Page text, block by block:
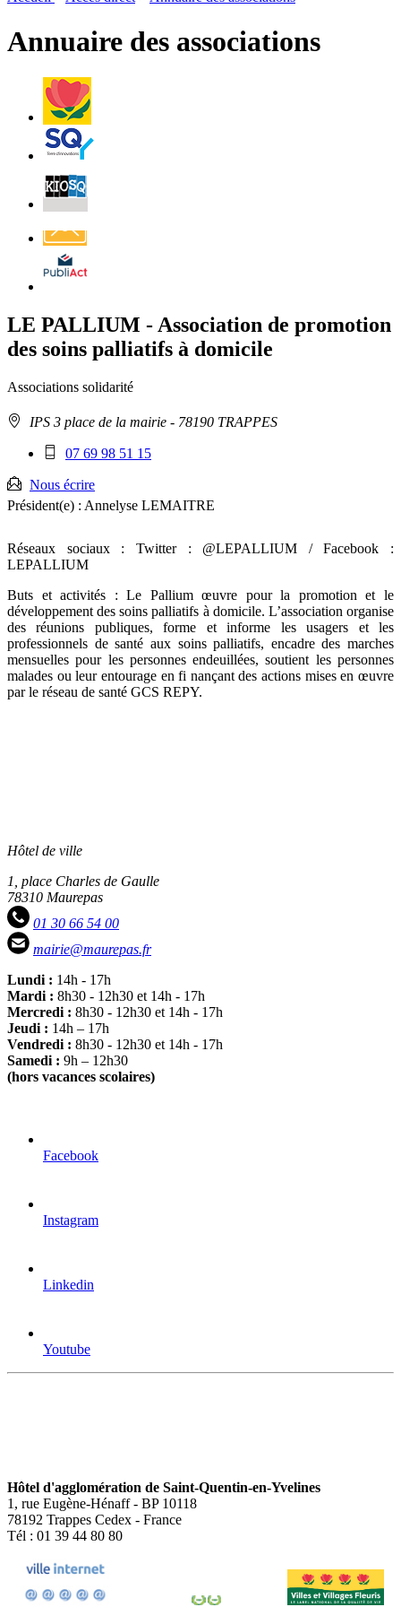
page
Annuaire des associations
Villes
et
Villages
Fleuris
Saint-
Quentin
Billetterie
Affichage
légal
LE PALLIUM - Association de promotion
des soins palliatifs à domicile
Associations solidarité
AdresseIPS 3 place de la mairie - 78190 TRAPPES
Téléphone
:
07 69 98 51 15
Nous écrire
Président(e) : Annelyse LEMAITRE
Réseaux sociaux : Twitter : @LEPALLIUM / Facebook :
LEPALLIUM
Buts et activités : Le Pallium œuvre pour la promotion et le
développement des soins palliatifs à domicile. L’association organise
des réunions publiques, forme et informe les usagers et les
professionnels de santé aux soins palliatifs, encadre des marches
mensuelles pour les personnes endeuillées, soutient les personnes
malades ou leur entourage en fi nançant des actions mises en œuvre
par le réseau de santé GCS REPY.
Hôtel de ville
1, place Charles de Gaulle
78310 Maurepas
01 30 66 54 00
mairie@maurepas.fr
Lundi : 14h - 17h
Mardi : 8h30 - 12h30 et 14h - 17h
Mercredi : 8h30 - 12h30 et 14h - 17h
Jeudi : 14h – 17h
Vendredi : 8h30 - 12h30 et 14h - 17h
Samedi : 9h – 12h30
(hors vacances scolaires)
Facebook
Instagram
Linkedin
Youtube
Hôtel d'agglomération de Saint-Quentin-en-Yvelines
1, rue Eugène-Hénaff - BP 10118
78192 Trappes Cedex - France
Tél : 01 39 44 80 80